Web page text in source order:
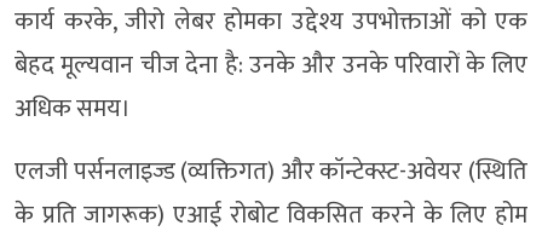
कार्य करके, जीरो लेबर होमका उद्देश्य उपभोक्ताओं को एक
बेहद मूल्यवान चीज देना है: उनके और उनके परिवारों के लिए
अधिक समय।
एलजी पर्सनलाइज्ड (व्यक्तिगत) और कॉन्टेक्स्ट-अवेयर (स्थिति
के प्रति जागरूक) एआई रोबोट विकसित करने के लिए होम